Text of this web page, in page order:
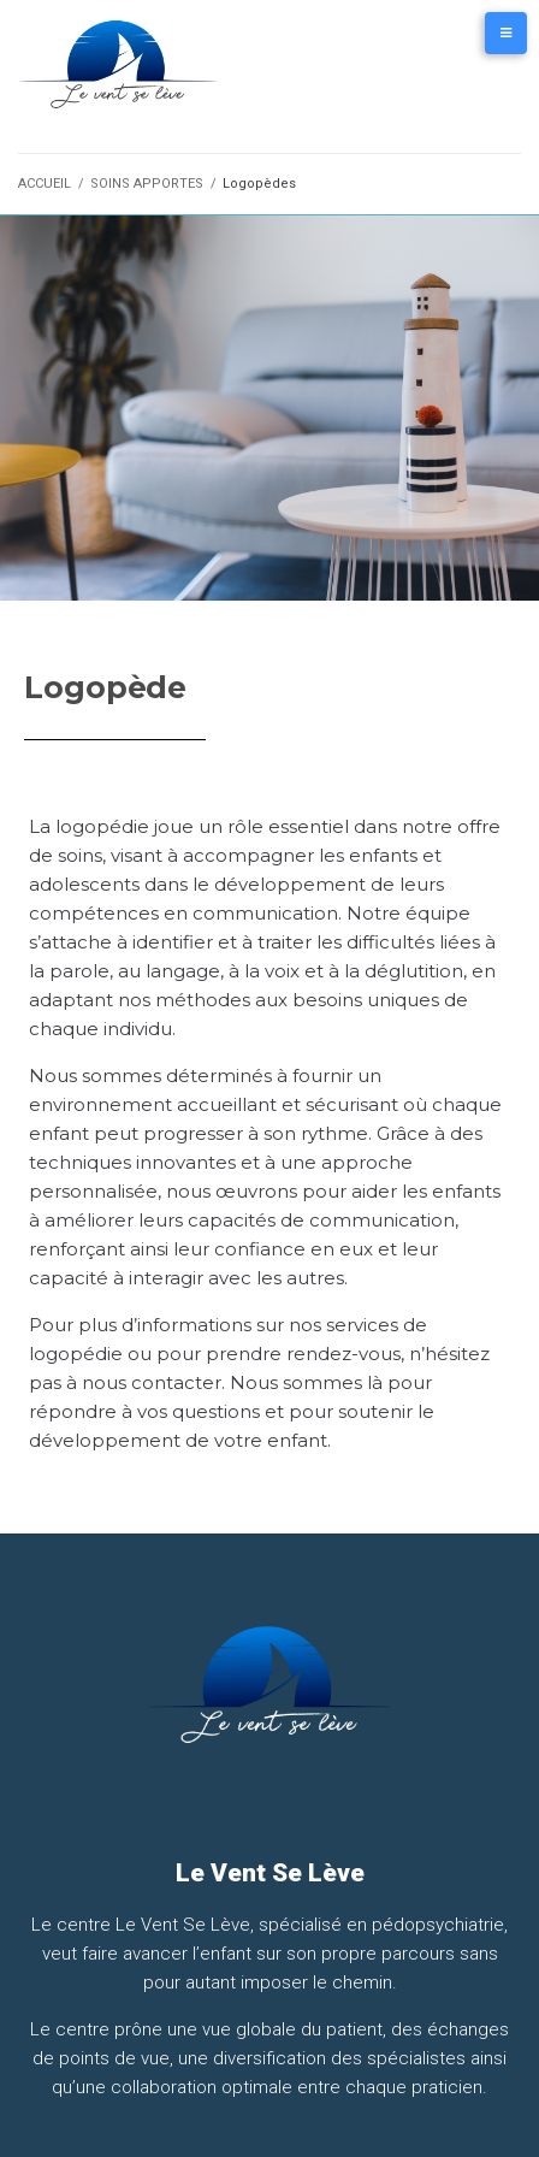
ACCUEIL / SOINS APPORTES / Logopèdes
Logopède
La logopédie joue un rôle essentiel dans notre offre
de soins, visant à accompagner les enfants et
adolescents dans le développement de leurs
compétences en communication. Notre équipe
s’attache à identifier et à traiter les difficultés liées à
la parole, au langage, à la voix et à la déglutition, en
adaptant nos méthodes aux besoins uniques de
chaque individu.
Nous sommes déterminés à fournir un
environnement accueillant et sécurisant où chaque
enfant peut progresser à son rythme. Grâce à des
techniques innovantes et à une approche
personnalisée, nous œuvrons pour aider les enfants
à améliorer leurs capacités de communication,
renforçant ainsi leur confiance en eux et leur
capacité à interagir avec les autres.
Pour plus d’informations sur nos services de
logopédie ou pour prendre rendez-vous, n’hésitez
pas à nous contacter. Nous sommes là pour
répondre à vos questions et pour soutenir le
développement de votre enfant.
Le Vent Se Lève
Le centre Le Vent Se Lève, spécialisé en pédopsychiatrie,
veut faire avancer l’enfant sur son propre parcours sans
pour autant imposer le chemin.
Le centre prône une vue globale du patient, des échanges
de points de vue, une diversification des spécialistes ainsi
qu’une collaboration optimale entre chaque praticien.